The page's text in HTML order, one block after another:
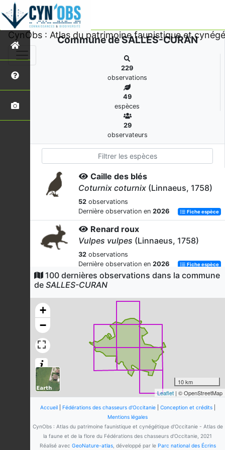
CynObs : Atlas du patrimoine faunistique et
Commune de SALLES-CURAN
229
observations
49
espèces
29
observateurs
Caille des blés
Coturnix coturnix (Linnaeus, 1758)
52 observations
Dernière observation en 2026 Fiche espèce
Renard roux
Vulpes vulpes (Linnaeus, 1758)
32 observations
Dernière observation en 2026 Fiche espèce
Lièvre d'Europe
Dernière observation en
Chevreuil européen
Capreolus capreolus(Linnaeus,
observations
Dernière observation en
Fiche espèce
Pie bavarde
Pica pica(Linnaeus, 1758)
Dernière observation en2026
100 dernières observations dans la commune
de SALLES-CURAN
+
−
10 km
Leaflet | © OpenStreetMap
Accueil| Fédérations des chasseurs d'Occitanie| Conception et crédits|
Mentions légales
CynObs : Atlas du patrimoine faunistique et cynégétique d'Occitanie - Atlas de
la faune et de la flore du Fédérations des chasseurs d'Occitanie, 2021
Réalisé avec GeoNature-atlas, développé par le Parc national des Écrins